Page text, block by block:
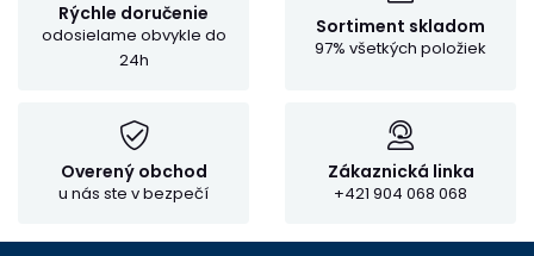
Rýchle doručenie
odosielame obvykle do
24h
Sortiment skladom
97% všetkých položiek
Overený obchod
u nás ste v bezpečí
Zákaznická linka
+421 904 068 068